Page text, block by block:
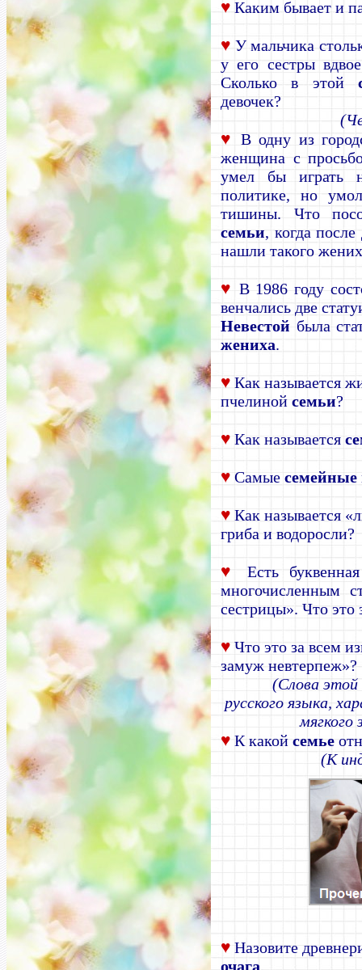
♥ Каким бывает и
♥ У мальчика
у его сестры
Сколько в этой
девочек?
♥ В одну из
женщина с
умел бы играть
политике, но
тишины. Что
семьи, когда
нашли такого
♥ В 1986 году
венчались две
Невестой была
жениха.
♥ Как называется
пчелинойсемьи?
♥ Как называется
♥ Самыесемейные
♥ Как называется
гриба и водоросли?
♥
Есть
многочисленным
сестрицы». Что это
♥ Что это за всем
замуж невтерпеж»?
(Слова этой
русского языка,
мягкого
♥ К какойсемье
(К
♥ Назовите
очага.